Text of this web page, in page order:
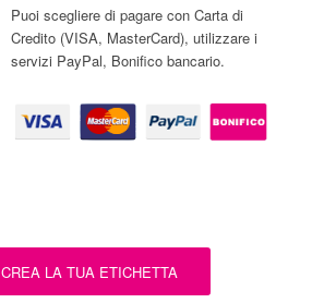
Puoi scegliere di pagare con Carta di
Credito (VISA, MasterCard), utilizzare i
servizi PayPal, Bonifico bancario.
CREA LA TUA ETICHETTA